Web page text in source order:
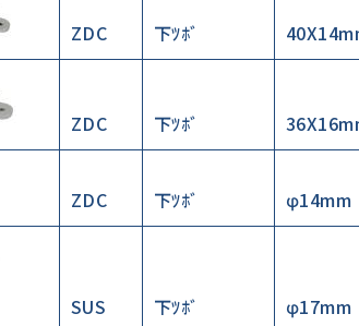
ZDC 下ﾂﾎﾞ
ZDC 下ﾂﾎﾞ
ZDC 下ﾂﾎﾞ φ14mm
SUS 下ﾂﾎﾞ φ17mm